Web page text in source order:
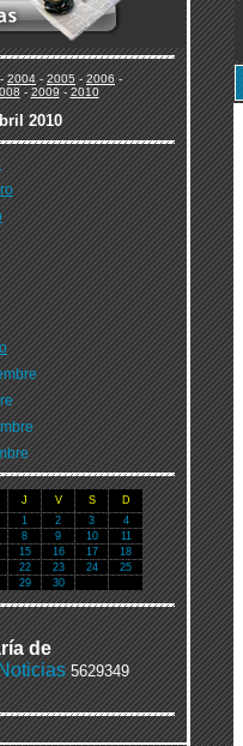
2004-2005-2006-
-2009-2010
2010
J V S
D
1
2 3
4
8 9 10
11
15 16 17
18
22 23 24
25
29 30
de
5629349